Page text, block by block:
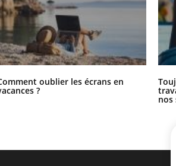
oublier les écrans en
?
nos